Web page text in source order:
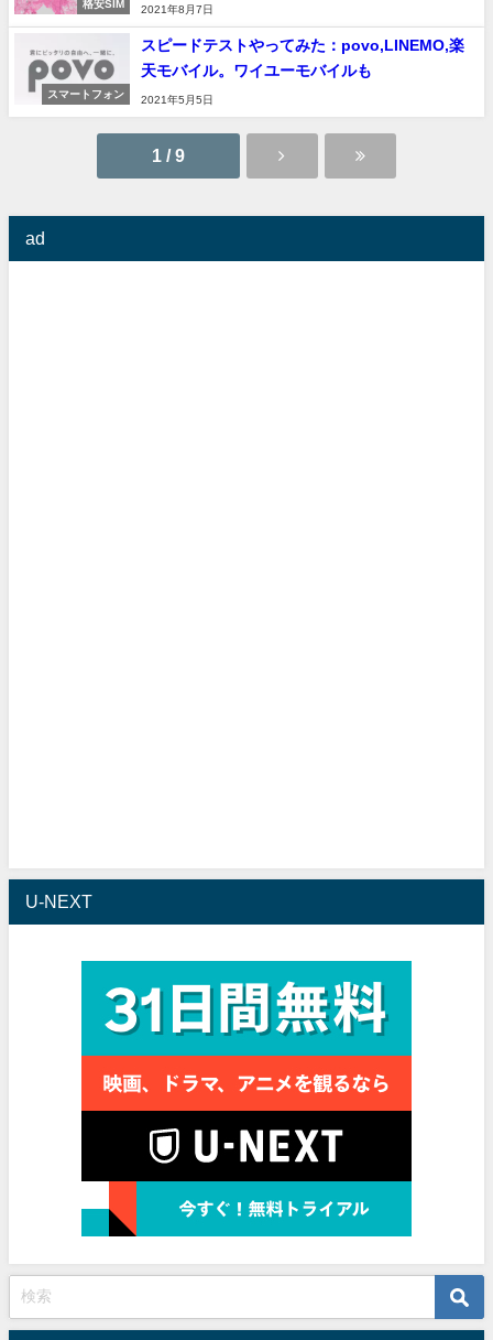
格安SIM
2021年8月7日
スマートフォン
スピードテストやってみた：povo,LINEMO,楽
天モバイル。ワイユーモバイルも
2021年5月5日
1 / 9
ad
U-NEXT